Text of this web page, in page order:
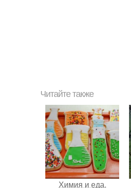
Читайте также
Химия и еда.